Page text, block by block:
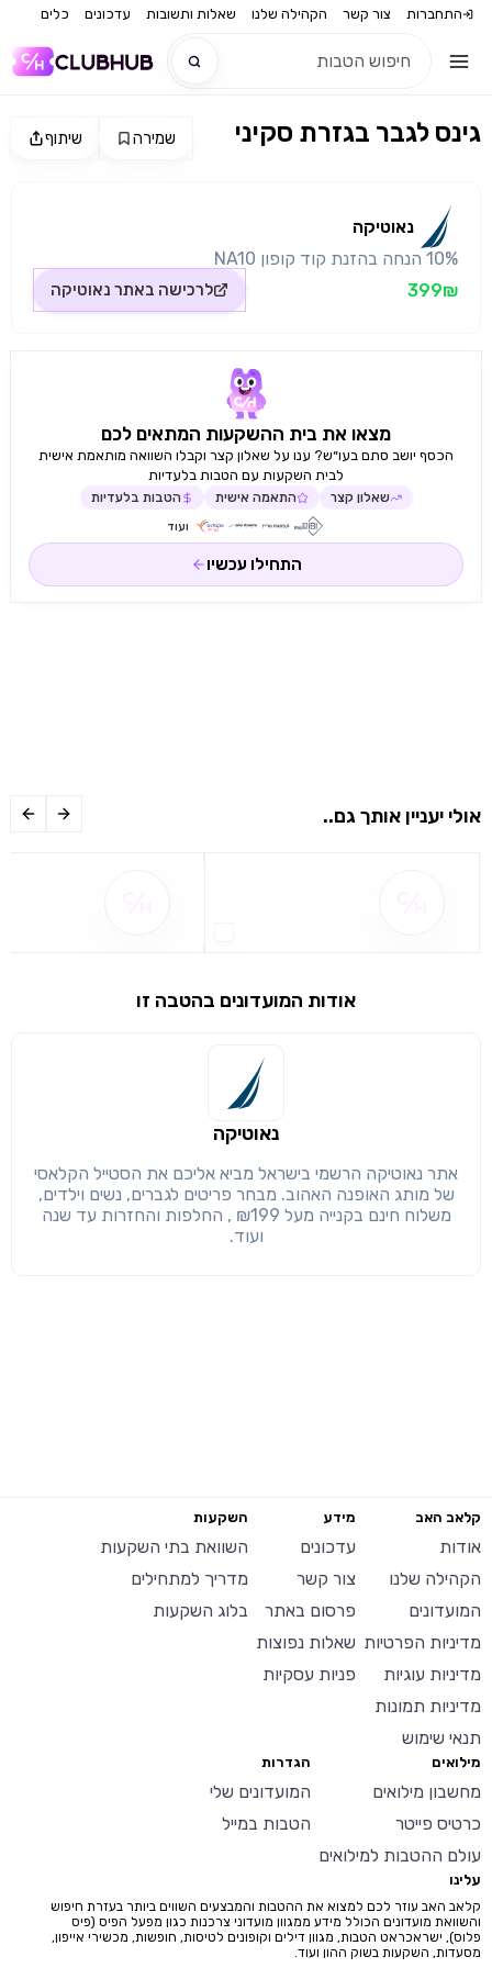
התחברות צור קשר הקהילה שלנו שאלות ותשובות עדכונים כלים
שימו לב!
הבנתי, המשך לאתר
שיתוף שמירה גינס לגבר בגזרת סקיני
נאוטיקה
10% הנחה בהזנת קוד קופון NA10
399₪
לרכישה באתר נאוטיקה
מצאו את בית ההשקעות המתאים לכם
הכסף יושב סתם בעו״ש? ענו על שאלון קצר וקבלו השוואה מותאמת אישית
לבית השקעות עם הטבות בלעדיות
שאלון קצר התאמה אישית הטבות בלעדיות
ועוד
התחילו עכשיו
אולי יעניין אותך גם..
אודות המועדונים בהטבה זו
נאוטיקה
אתר נאוטיקה הרשמי בישראל מביא אליכם את הסטייל הקלאסי
של מותג האופנה האהוב. מבחר פריטים לגברים, נשים וילדים,
משלוח חינם בקנייה מעל ₪199 , החלפות והחזרות עד שנה
ועוד.
קלאב האב
אודות
הקהילה שלנו
המועדונים
מדיניות הפרטיות
מדיניות עוגיות
מדיניות תמונות
תנאי שימוש
מידע
עדכונים
צור קשר
פרסום באתר
שאלות נפוצות
פניות עסקיות
השקעות
השוואת בתי השקעות
מדריך למתחילים
בלוג השקעות
מילואים
מחשבון מילואים
כרטיס פייטר
עולם ההטבות למילואים
הגדרות
המועדונים שלי
הטבות במייל
עלינו
קלאב האב עוזר לכם למצוא את ההטבות והמבצעים השווים ביותר בעזרת חיפוש
והשוואת מועדונים הכולל מידע ממגוון מועדוני צרכנות כגון מפעל הפיס (פיס
פלוס), ישראכראט הטבות, מגוון דילים וקופונים לטיסות, חופשות, מכשירי אייפון,
מסעדות, השקעות בשוק ההון ועוד.